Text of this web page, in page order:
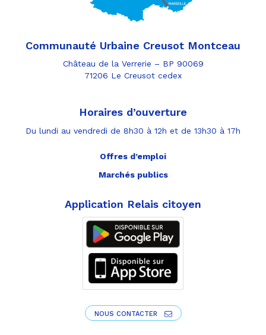
Communauté Urbaine Creusot Montceau
Château de la Verrerie – BP 90069
71206 Le Creusot cedex
Horaires d’ouverture
Du lundi au vendredi de 8h30 à 12h et de 13h30 à 17h
Offres d’emploi
Marchés publics
Application Relais citoyen
NOUS CONTACTER